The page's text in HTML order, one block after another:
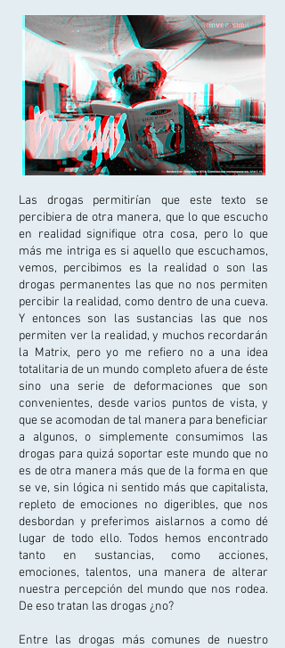
Las drogas permitirían que este texto se
percibiera de otra manera, que lo que escucho
en realidad signifique otra cosa, pero lo que
más me intriga es si aquello que escuchamos,
vemos, percibimos es la realidad o son las
drogas permanentes las que no nos permiten
percibir la realidad, como dentro de una cueva.
Y entonces son las sustancias las que nos
permiten ver la realidad, y muchos recordarán
la Matrix, pero yo me refiero no a una idea
totalitaria de un mundo completo afuera de éste
sino una serie de deformaciones que son
convenientes, desde varios puntos de vista, y
que se acomodan de tal manera para beneficiar
a algunos, o simplemente consumimos las
drogas para quizá soportar este mundo que no
es de otra manera más que de la forma en que
se ve, sin lógica ni sentido más que capitalista,
repleto de emociones no digeribles, que nos
desbordan y preferimos aislarnos a como dé
lugar de todo ello. Todos hemos encontrado
tanto en sustancias, como acciones,
emociones, talentos, una manera de alterar
nuestra percepción del mundo que nos rodea.
De eso tratan las drogas ¿no?
Entre las drogas más comunes de nuestro